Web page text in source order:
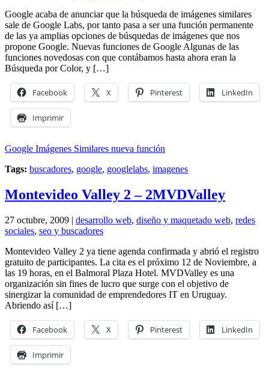
Google acaba de anunciar que la búsqueda de imágenes similares
sale de Google Labs, por tanto pasa a ser una función permanente
de las ya amplias opciones de búsquedas de imágenes que nos
propone Google. Nuevas funciones de Google Algunas de las
funciones novedosas con que contábamos hasta ahora eran la
Búsqueda por Color, y […]
Facebook X Pinterest LinkedIn
Imprimir
Google Imágenes Similares nueva función
Tags: buscadores, google, googlelabs, imagenes
Montevideo Valley 2 – 2MVDValley
27 octubre, 2009 | desarrollo web, diseño y maquetado web, redes
sociales, seo y buscadores
Montevideo Valley 2 ya tiene agenda confirmada y abrió el registro
gratuito de participantes. La cita es el próximo 12 de Noviembre, a
las 19 horas, en el Balmoral Plaza Hotel. MVDValley es una
organización sin fines de lucro que surge con el objetivo de
sinergizar la comunidad de emprendedores IT en Uruguay.
Abriendo así […]
Facebook X Pinterest LinkedIn
Imprimir